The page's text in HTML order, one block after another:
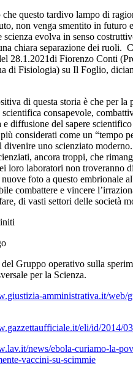
questo tardivo lampo di
non venga smentito in futuro
scienza evolva in senso
chiara separazione dei ruoli.
28.1.2021di Fiorenzo Conti
di Fisiologia) su Il Foglio,
di questa storia è che per la
consapevole,
e diffusione del sapere
considerati come un “tempo
divenire uno scienziato
ancora troppi, che
loro laboratori non troveranno
foto a questo embrionale
combattere e vincere
di vasti settori delle società
Gruppo operativo sulla
per la Scienza.
amministrativa.it/web/
eli/id/2014/
news/ebola-curiamo-la-
vaccini-su-scimmie